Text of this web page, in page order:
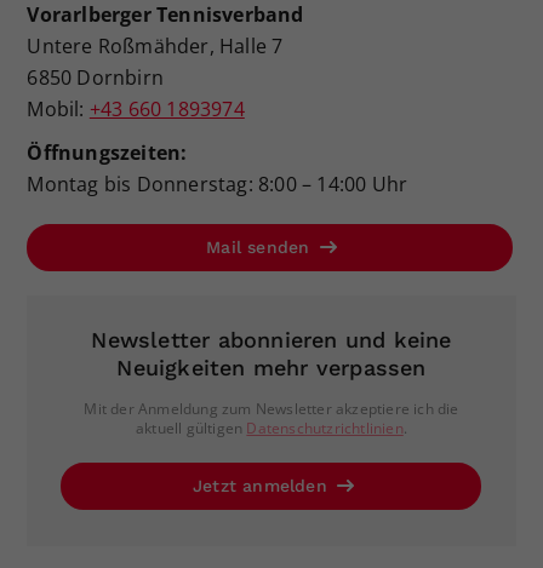
Vorarlberger Tennisverband
Untere Roßmähder, Halle 7
6850 Dornbirn
Mobil: +43 660 1893974
Öffnungszeiten:
Montag bis Donnerstag: 8:00 – 14:00 Uhr
Mail senden
Newsletter abonnieren und keine
Neuigkeiten mehr verpassen
Mit der Anmeldung zum Newsletter akzeptiere ich die
aktuell gültigen Datenschutzrichtlinien.
Jetzt anmelden